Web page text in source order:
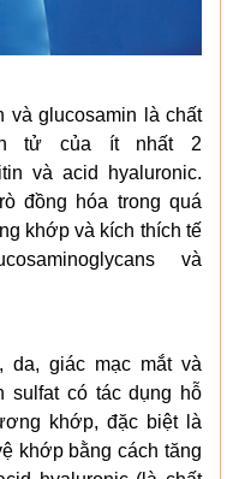
và glucosamin là chất
tử của ít nhất 2
và acid hyaluronic.
đồng hóa trong quá
khớp và kích thích tế
và
da, giác mạc mắt và
sulfat có tác dụng hỗ
khớp, đặc biệt là
khớp bằng cách tăng